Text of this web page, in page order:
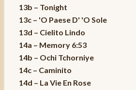
13b – Tonight
13c – 'O Paese D' 'O Sole
13d – Cielito Lindo
14a – Memory 6:53
14b – Ochi Tchorniye
14c – Caminito
14d – La Vie En Rose